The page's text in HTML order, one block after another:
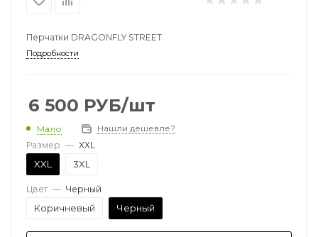
Перчатки DRAGONFLY STREET
Подробности
6 500 РУБ/шт
Мало
Нашли дешевле?
Размер — XXL
XXL 3XL
Цвет — Черный
Коричневый Черный